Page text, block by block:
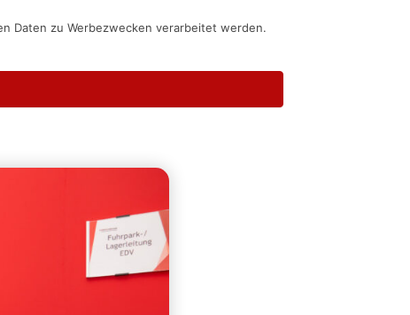
Daten zu Werbezwecken verarbeitet werden.